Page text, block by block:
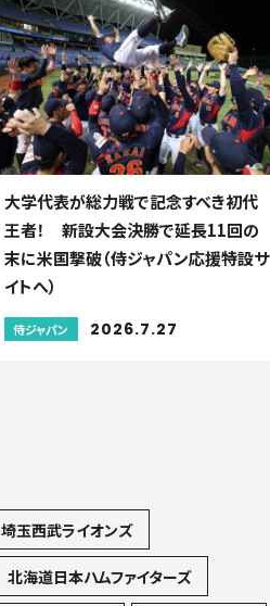
大学代表が総力戦で記念すべき初代
王者！ 新設大会決勝で延長11回の
末に米国撃破（侍ジャパン応援特設サ
イトへ）
侍ジャパン 2026.7.27
埼玉西武ライオンズ
北海道日本ハムファイターズ